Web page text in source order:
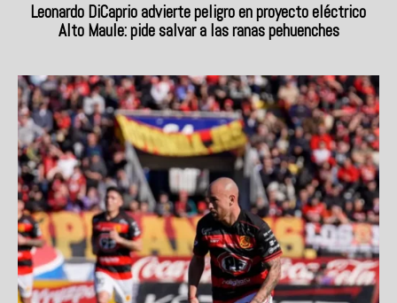
Leonardo DiCaprio advierte peligro en proyecto eléctrico
Alto Maule: pide salvar a las ranas pehuenches